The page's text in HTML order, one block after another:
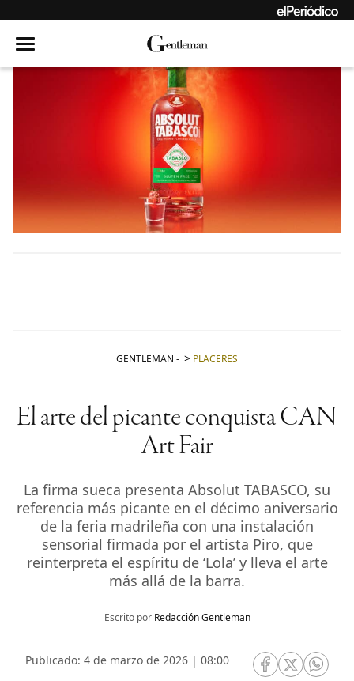
GENTLEMAN - PLACERES
El arte del picante conquista CAN
Art Fair
La firma sueca presenta Absolut TABASCO, su
referencia más picante en el décimo aniversario
de la feria madrileña con una instalación
sensorial firmada por el artista Piro, que
reinterpreta el espíritu de ‘Lola’ y lleva el arte
más allá de la barra.
Escrito por Redacción Gentleman
Publicado: 4 de marzo de 2026 | 08:00
RRSS Facebook
RRSSRRSS